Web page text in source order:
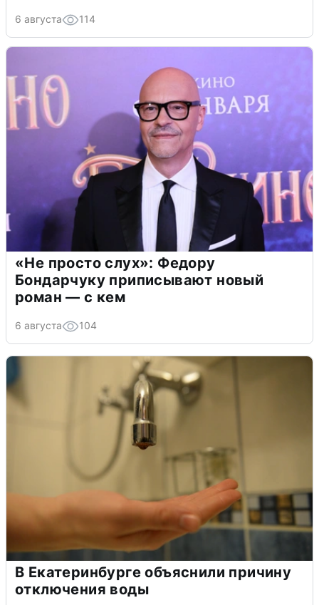
6 августа 114
«Не просто слух»: Федору
Бондарчуку приписывают новый
роман — с кем
6 августа 104
В Екатеринбурге объяснили причину
отключения воды